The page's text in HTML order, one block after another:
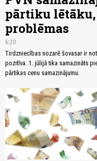
pārtiku
problēmas
6:20
Tirdzniecības nozarē šovasar ir
pozitīva. 1. jūlijā tika samazināts
pārtikas cenu samazinājumu.